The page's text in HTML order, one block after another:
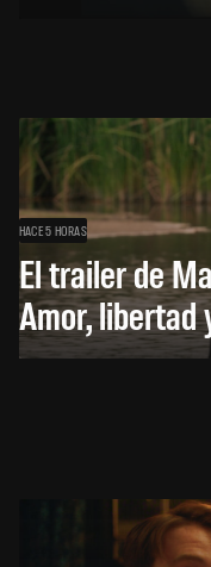
HACE 5 HORAS
El trailer de
Amor, libertad